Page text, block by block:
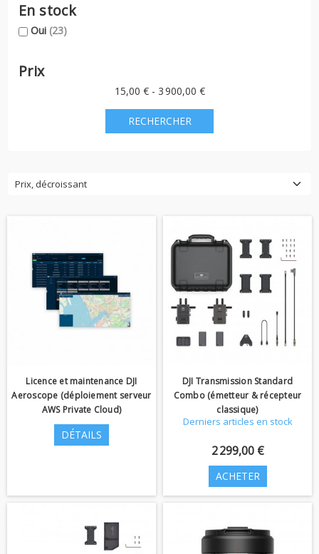
En stock
Oui (23)
Prix
15,00 € - 3 900,00 €
Prix, décroissant
Licence et maintenance DJI
Aeroscope (déploiement serveur
AWS Private Cloud)
DÉTAILS
DJI Transmission Standard
Combo (émetteur & récepteur
classique)
Derniers articles en stock
2 299,00 €
ACHETER